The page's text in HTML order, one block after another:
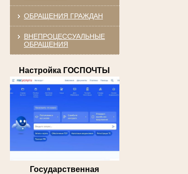
ОБРАЩЕНИЯ ГРАЖДАН
ВНЕПРОЦЕССУАЛЬНЫЕ
ОБРАЩЕНИЯ
Настройка ГОСПОЧТЫ
Государственная